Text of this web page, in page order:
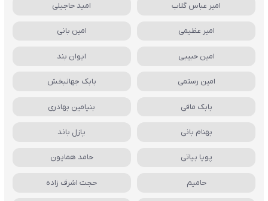
امیر عباس گلاب امید حاجیلی
امیر عظیمی امین بانی
امین حبیبی ایوان بند
امین رستمی بابک جهانبخش
بابک مافی بنیامین بهادری
بهنام بانی پازل باند
پویا بیاتی حامد همایون
حامیم حجت اشرف زاده